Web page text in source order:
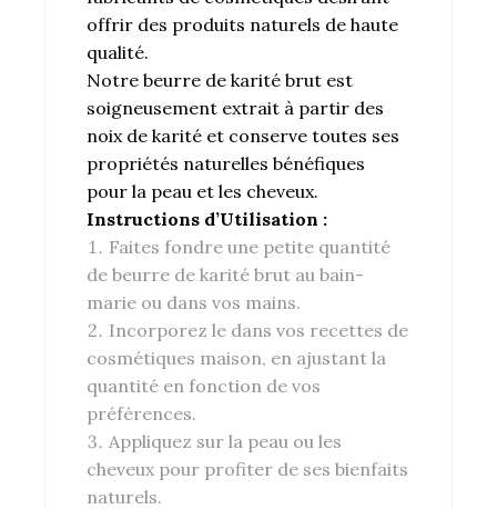
offrir des produits naturels de haute
qualité.
Notre beurre de karité brut est
soigneusement extrait à partir des
noix de karité et conserve toutes ses
propriétés naturelles bénéfiques
pour la peau et les cheveux.
Instructions d’Utilisation :
Faites fondre une petite quantité
de beurre de karité brut au bain-
marie ou dans vos mains.
Incorporez le dans vos recettes de
cosmétiques maison, en ajustant la
quantité en fonction de vos
préférences.
Appliquez sur la peau ou les
cheveux pour profiter de ses bienfaits
naturels.